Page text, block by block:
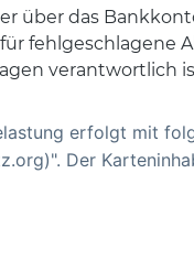
über das
fehlgeschlagene
verantwortlich
erfolgt mit
Der